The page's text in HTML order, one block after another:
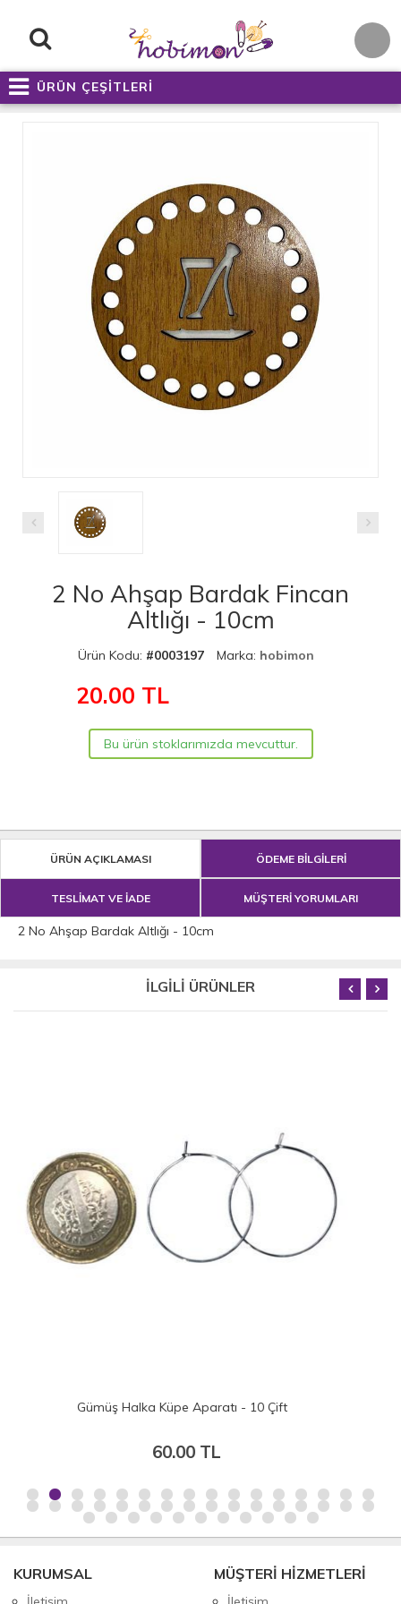
ÜRÜN ÇEŞİTLERİ
2 No Ahşap Bardak Fincan
Altlığı - 10cm
Ürün Kodu: #0003197 Marka: hobimon
20.00 TL
Bu ürün stoklarımızda mevcuttur.
ÜRÜN AÇIKLAMASI ÖDEME BİLGİLERİ
TESLİMAT VE İADE MÜŞTERİ YORUMLARI
2 No Ahşap Bardak Altlığı - 10cm
İLGİLİ ÜRÜNLER
14 cm Ahşap Görünümlü Plastik Halka
50.00 TL
KURUMSAL MÜŞTERİ HİZMETLERİ